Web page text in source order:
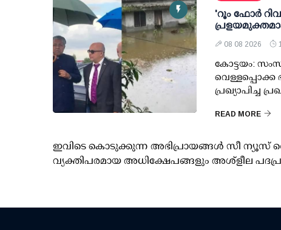
'റൂം ഫോര്‍
08 08 2026
കോട്ടയം:
വെള്ളപ്പൊക്ക
പ്രഖ്യാപിച്ച
READ MORE
ഇവിടെ കൊടുക്കുന്ന അഭിപ്രായങ്ങള്‍ സീ ന്യൂസ്
വ്യക്തിപരമായ അധിക്ഷേപങ്ങളും അശ്‌ളീല